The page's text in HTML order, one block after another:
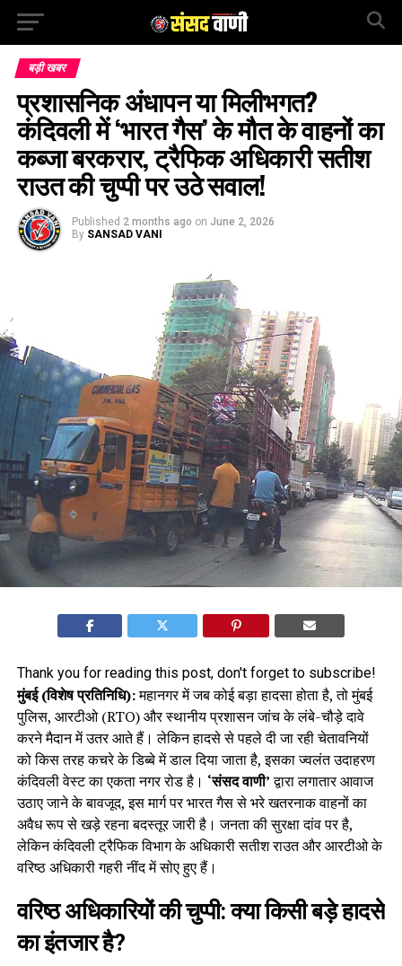
बड़ी खबर
प्रशासनिक अंधापन या मिलीभगत?
कंदिवली में ‘भारत गैस’ के मौत के वाहनों का
कब्जा बरकरार, ट्रैफिक अधिकारी सतीश
राउत की चुप्पी पर उठे सवाल!
Published 2 months ago on June 2, 2026
By SANSAD VANI
Thank you for reading this post, don't forget to subscribe!
मुंबई (विशेष प्रतिनिधि):महानगर में जब कोई बड़ा हादसा होता है, तो मुंबई
पुलिस, आरटीओ (RTO) और स्थानीय प्रशासन जांच के लंबे-चौड़े दावे
करने मैदान में उतर आते हैं। लेकिन हादसे से पहले दी जा रही चेतावनियों
को किस तरह कचरे के डिब्बे में डाल दिया जाता है, इसका ज्वलंत उदाहरण
कंदिवली वेस्ट का एकता नगर रोड है। ‘संसद वाणी’द्वारा लगातार आवाज
उठाए जाने के बावजूद, इस मार्ग पर भारत गैस से भरे खतरनाक वाहनों का
अवैध रूप से खड़े रहना बदस्तूर जारी है। जनता की सुरक्षा दांव पर है,
लेकिन कंदिवली ट्रैफिक विभाग के अधिकारी सतीश राउत और आरटीओ के
वरिष्ठ अधिकारी गहरी नींद में सोए हुए हैं।
वरिष्ठ अधिकारियों की चुप्पी: क्या किसी बड़े हादसे
का इंतजार है?